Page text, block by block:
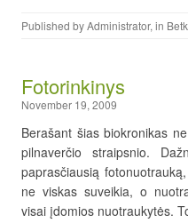
Published byAdministrator, in
Fotorinkinys
November 19, 2009
Berašant šias biokronikas
pilnaverčio straipsnio.
paprasčiausią
ne viskas suveikia, o
visai įdomios nuotraukytės.